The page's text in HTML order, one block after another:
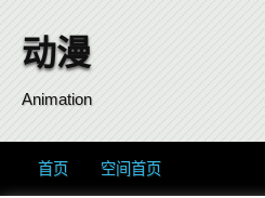
动漫
Animation
首页 空间首页